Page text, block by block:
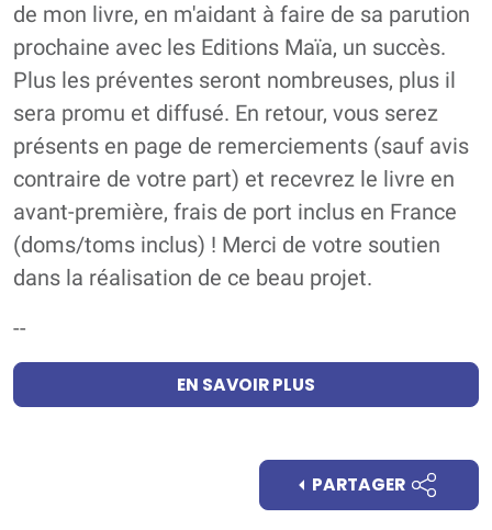
de mon livre, en m'aidant à faire de sa parution
prochaine avec les Editions Maïa, un succès.
Plus les préventes seront nombreuses, plus il
sera promu et diffusé. En retour, vous serez
présents en page de remerciements (sauf avis
contraire de votre part) et recevrez le livre en
avant-première, frais de port inclus en France
(doms/toms inclus) ! Merci de votre soutien
dans la réalisation de ce beau projet.
--
EN SAVOIR PLUS
PARTAGER